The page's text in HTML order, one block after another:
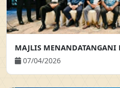
07/04/2026